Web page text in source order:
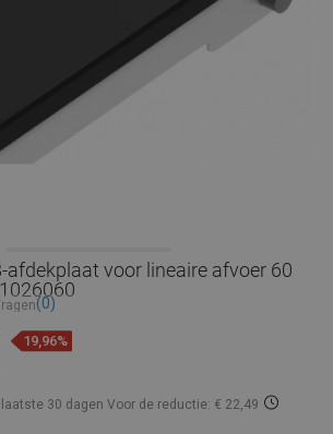
afdekplaat voor lineaire afvoer 60
(0)
19,96%
30 dagen Voor de reductie: € 22,49